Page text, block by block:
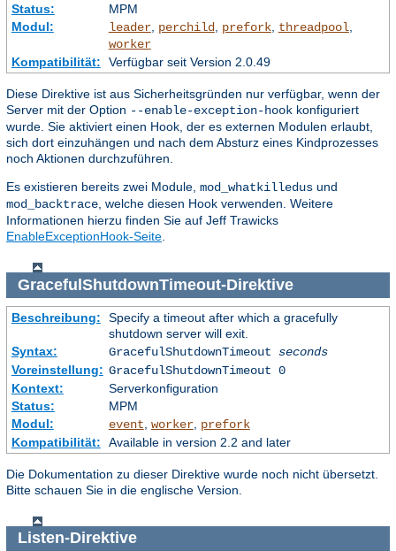
Status:
MPM
Modul:
leader, perchild, prefork, threadpool,
worker
Kompatibilität:
Verfügbar seit Version 2.0.49
Diese Direktive ist aus Sicherheitsgründen nur verfügbar, wenn der
Server mit der Option --enable-exception-hook konfiguriert
wurde. Sie aktiviert einen Hook, der es externen Modulen erlaubt,
sich dort einzuhängen und nach dem Absturz eines Kindprozesses
noch Aktionen durchzuführen.
Es existieren bereits zwei Module, mod_whatkilledus und
mod_backtrace, welche diesen Hook verwenden. Weitere
Informationen hierzu finden Sie auf Jeff Trawicks
EnableExceptionHook-Seite.
GracefulShutdownTimeout-Direktive
Beschreibung:
Specify a timeout after which a gracefully
shutdown server will exit.
Syntax:
GracefulShutdownTimeout seconds
Voreinstellung: GracefulShutdownTimeout 0
Kontext:
Serverkonfiguration
Status:
MPM
Modul:
event worker, prefork
Kompatibilität:
Available in version 2.2 and later
Die Dokumentation zu dieser Direktive wurde noch nicht übersetzt.
Bitte schauen Sie in die englische Version.
Listen-Direktive